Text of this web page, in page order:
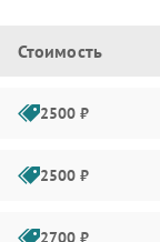
Стоимость
2500 ₽
2500 ₽
2700 ₽